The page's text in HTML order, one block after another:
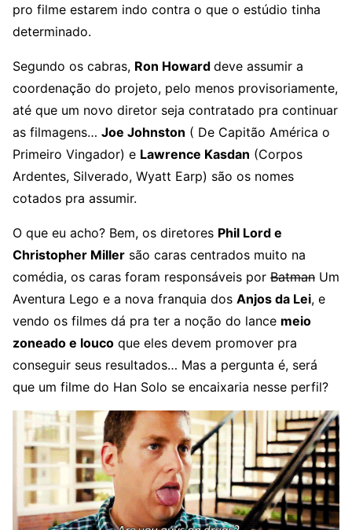
pro filme estarem indo contra o que o estúdio tinha
determinado.
Segundo os cabras, Ron Howard deve assumir a
coordenação do projeto, pelo menos provisoriamente,
até que um novo diretor seja contratado pra continuar
as filmagens… Joe Johnston ( De Capitão América o
Primeiro Vingador) e Lawrence Kasdan (Corpos
Ardentes, Silverado, Wyatt Earp) são os nomes
cotados pra assumir.
O que eu acho? Bem, os diretores Phil Lord e
Christopher Miller são caras centrados muito na
comédia, os caras foram responsáveis por Batman Um
Aventura Lego e a nova franquia dos Anjos da Lei, e
vendo os filmes dá pra ter a noção do lance meio
zoneado e louco que eles devem promover pra
conseguir seus resultados… Mas a pergunta é, será
que um filme do Han Solo se encaixaria nesse perfil?